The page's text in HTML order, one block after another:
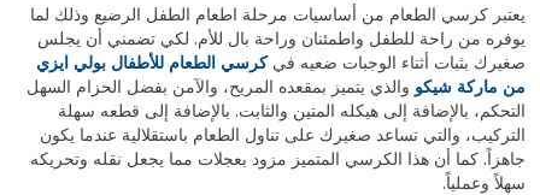
يعتبر كرسي الطعام من أساسيات مرحلة اطعام الطفل الرضيع وذلك لما
يوفره من راحة للطفل واطمئنان وراحة بال للأم. لكي تضمني أن يجلس
صغيرك بثبات أثناء الوجبات ضعيه فيكرسي الطعام للأطفال بولي ايزي
من ماركة شيكو والذي يتميز بمقعده المريح، والآمن بفضل الحزام السهل
التحكم، بالإضافة إلى هيكله المتين والثابت. بالإضافة إلى قطعه سهلة
التركيب، والتي تساعد صغيرك على تناول الطعام باستقلالية عندما يكون
جاهزاً. كما أن هذا الكرسي المتميز مزود بعجلات مما يجعل نقله وتحريكه
سهلاً وعملياً.